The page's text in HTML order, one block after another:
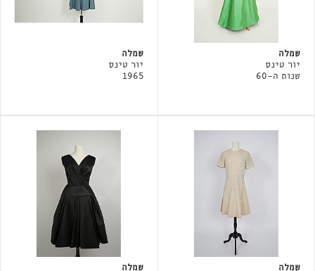
שמלה
יור טינס
שנות ה-60
שמלה
יור טינס
1965
שמלה שמלה